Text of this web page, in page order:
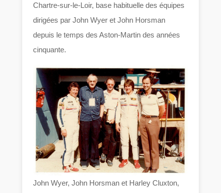
Chartre-sur-le-Loir, base habituelle des équipes
dirigées par John Wyer et John Horsman
depuis le temps des Aston-Martin des années
cinquante.
John Wyer, John Horsman et Harley Cluxton,